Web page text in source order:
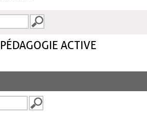
ACTIVE